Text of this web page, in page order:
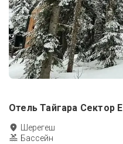
Отель Тайгара Сектор Е
Шерегеш
Бассейн